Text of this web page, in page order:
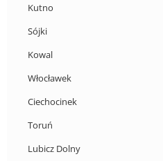
Kutno
Sójki
Kowal
Włocławek
Ciechocinek
Toruń
Lubicz Dolny